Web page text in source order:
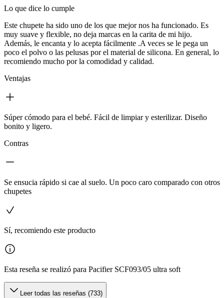
Lo que dice lo cumple
Este chupete ha sido uno de los que mejor nos ha funcionado. Es
muy suave y flexible, no deja marcas en la carita de mi hijo.
Además, le encanta y lo acepta fácilmente .A veces se le pega un
poco el polvo o las pelusas por el material de silicona. En general, lo
recomiendo mucho por la comodidad y calidad.
Ventajas
Súper cómodo para el bebé. Fácil de limpiar y esterilizar. Diseño
bonito y ligero.
Contras
Se ensucia rápido si cae al suelo. Un poco caro comparado con otros
chupetes
Sí, recomiendo este producto
Esta reseña se realizó para Pacifier SCF093/05 ultra soft
Leer todas las reseñas (733)